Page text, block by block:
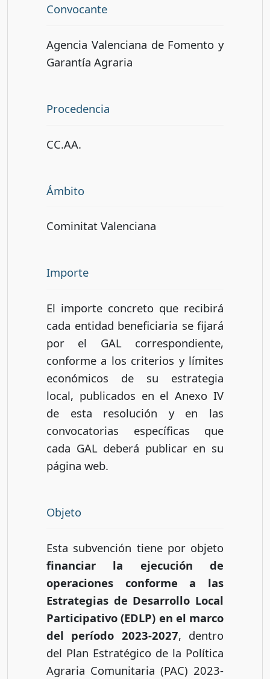
Convocante
Agencia Valenciana de Fomento y
Garantía Agraria
Procedencia
CC.AA.
Ámbito
Cominitat Valenciana
Importe
El importe concreto que recibirá
cada entidad beneficiaria se fijará
por el GAL correspondiente,
conforme a los criterios y límites
económicos de su estrategia
local, publicados en el Anexo IV
de esta resolución y en las
convocatorias específicas que
cada GAL deberá publicar en su
página web.
Objeto
Esta subvención tiene por objeto
financiar la ejecución de
operaciones conforme a las
Estrategias de Desarrollo Local
Participativo (EDLP) en el marco
del período 2023-2027, dentro
del Plan Estratégico de la Política
Agraria Comunitaria (PAC) 2023-